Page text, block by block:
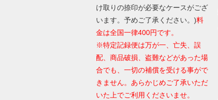
け取りの捺印が必要なケースがござ
います。予めご了承ください。)料
金は全国一律400円です。
※特定記録便は万が一、亡失、誤
配、商品破損、盗難などがあった場
合でも、一切の補償を受ける事がで
きません。あらかじめご了承いただ
いた上でご利用くださいませ。